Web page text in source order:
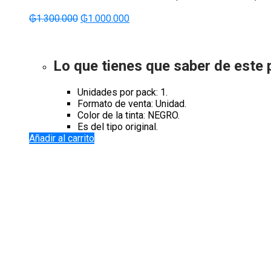
₲1.300.000 El
₲1.300.000.
₲1.000.000El
₲1.000.000.
Lo que tienes que saber de este
Unidades por pack: 1.
Formato de venta: Unidad.
Color de la tinta: NEGRO.
Es del tipo original.
Añadir al carrito